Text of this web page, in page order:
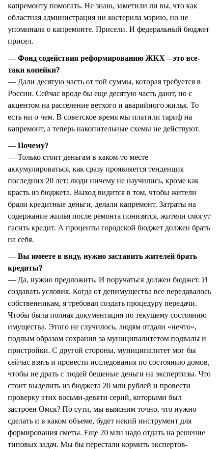
капремонту помогать. Не знаю, заметили ли вы, что как
областная администрация ни костерила мэрию, но не
упоминала о капремонте. Присели. И федеральный бюджет
присел.
— Фонд содействия реформированию ЖКХ – это все-
таки копейки?
— Дали десятую часть от той суммы, которая требуется в
России. Сейчас вроде бы еще десятую часть дают, но с
акцентом на расселение ветхого и аварийного жилья. То
есть ни о чем. В советское время мы платили тариф на
капремонт, а теперь накопительные схемы не действуют.
— Почему?
— Только стоит деньгам в каком-то месте
аккумулироваться, как сразу проявляется тенденция
последних 20 лет: люди ничему не научились, кроме как
красть из бюджета. Выход видится в том, чтобы жители
брали кредитные деньги, делали капремонт. Затраты на
содержание жилья после ремонта понизятся, жители смогут
гасить кредит. А проценты городской бюджет должен брать
на себя.
— Вы имеете в виду, нужно заставить жителей брать
кредиты?
— Да, нужно предложить. И поручаться должен бюджет. И
создавать условия. Когда от депимущества все передавалось
собственникам, я требовал создать процедуру передачи.
Чтобы была полная документация по текущему состоянию
имущества. Этого не случилось, людям отдали «нечто»,
подлым образом сохранив за муниципалитетом подвалы и
пристройки. С другой стороны, муниципалитет мог бы
сейчас взять и провести исследования по состоянию домов,
чтобы не драть с людей бешеные деньги на экспертизы. Что
стоит выделить из бюджета 20 млн рублей и провести
проверку этих восьми-девяти серий, которыми был
застроен Омск? По сути, мы выясним точно, что нужно
сделать и в каком объеме, будет некий инструмент для
формирования сметы. Еще 20 млн надо отдать на решение
типовых задач. Мы бы перестали кормить экспертов-